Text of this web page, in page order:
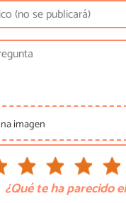
imagen
¿Qué te ha parecido